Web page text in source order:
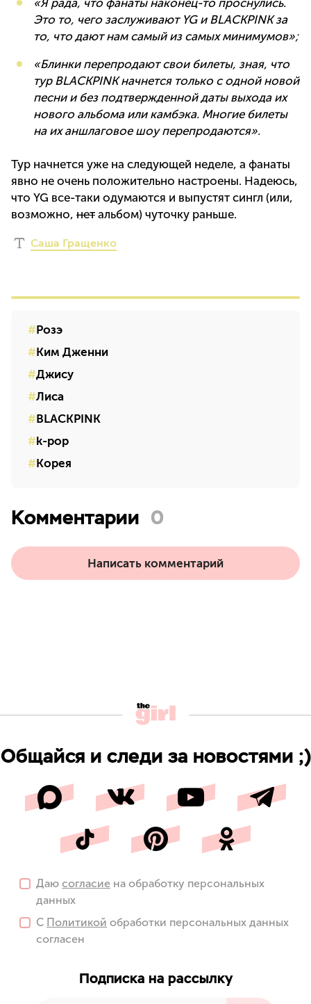
Это то, чего заслуживают YG и BLACKPINK за
то, что дают нам самый из самых минимумов»;
«Блинки перепродают свои билеты, зная, что
тур BLACKPINK начнется только с одной новой
песни и без подтвержденной даты выхода их
нового альбома или камбэка. Многие билеты
на их аншлаговое шоу перепродаются».
Тур начнется уже на следующей неделе, а фанаты
явно не очень положительно настроены. Надеюсь,
что YG все-таки одумаются и выпустят сингл (или,
возможно, нет альбом) чуточку раньше.
Саша Гращенко
Розэ
Ким Дженни
Джису
Лиса
BLACKPINK
k-pop
Корея
Комментарии 0
Написать комментарий
Общайся и следи за новостями ;)
Даю согласие на обработку персональных
данных
С Политикой обработки персональных данных
согласен
Подписка на рассылку